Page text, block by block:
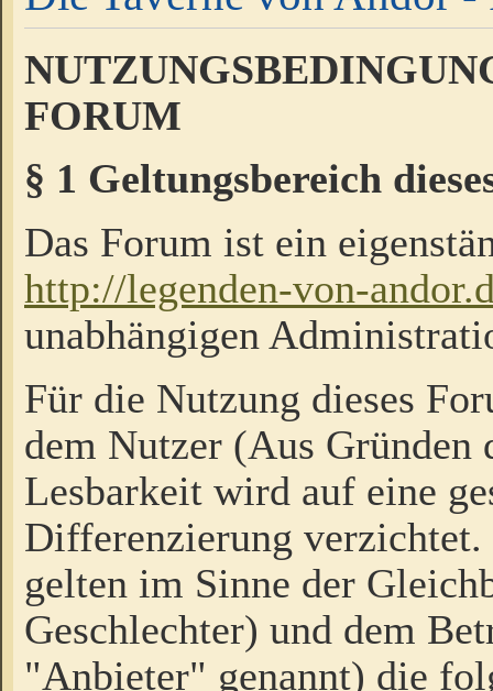
FORUM
§ 1 Geltungsbereich
Das Forum ist ein
http://legenden-von-
unabhängigen
Für die Nutzung dieses
dem Nutzer (Aus Gründen
Lesbarkeit wird auf eine
Differenzierung
gelten im Sinne der
Geschlechter) und dem
"Anbieter" genannt) die